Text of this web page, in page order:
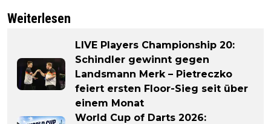
Weiterlesen
LIVE Players Championship 20:
Schindler gewinnt gegen
Landsmann Merk – Pietreczko
feiert ersten Floor-Sieg seit über
einem Monat
World Cup of Darts 2026: